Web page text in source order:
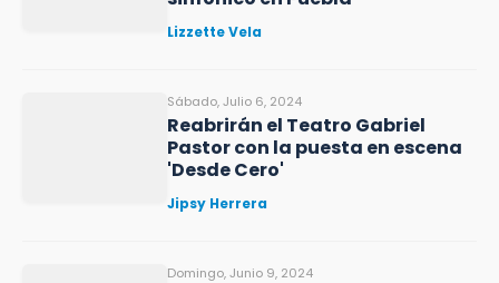
Lizzette Vela
Sábado, Julio 6, 2024
Reabrirán el Teatro Gabriel
Pastor con la puesta en escena
'Desde Cero'
Jipsy Herrera
Domingo, Junio 9, 2024